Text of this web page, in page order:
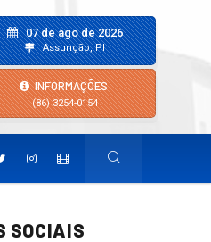
07 de ago de 2026
Assunção, PI
INFORMAÇÕES
(86) 3254-0154
SOCIAIS